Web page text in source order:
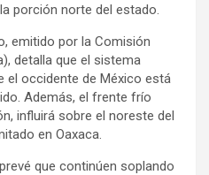
porción norte del estado.
emitido por la Comisión
detalla que el sistema
el occidente de México está
Además, el frente frío
influirá sobre el noreste del
en Oaxaca.
que continúen soplando